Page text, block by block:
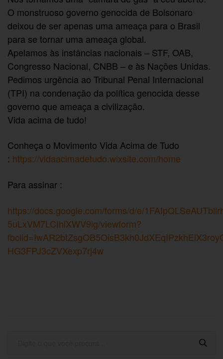
O monstruoso governo genocida de Bolsonaro
deixou de ser apenas uma ameaça para o Brasil
para se tornar uma ameaça global.
Apelamos às instâncias nacionais – STF, OAB,
Congresso Nacional, CNBB – e às Nações Unidas.
Pedimos urgência ao Tribunal Penal Internacional
(TPI) na condenação da política genocida desse
governo que ameaça a civilização.
Vida acima de tudo!
Conheça o Movimento Vida Acima de Tudo
: https://vidaacimadetudo.wixsite.com/home
Para assinar :
https://docs.google.com/forms/d/e/
5uLxVM7LCIhlXWV9ig/viewform?
HG3FPJ3cZVXexp7rj4w